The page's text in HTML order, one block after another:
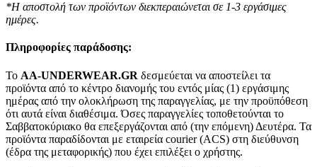
*Η αποστολή των προϊόντων διεκπεραιώνεται σε 1-3 εργάσιμες
ημέρες.
Πληροφορίες παράδοσης:
To AA-UNDERWEAR.GR δεσμεύεται να αποστείλει τα
προϊόντα από το κέντρο διανομής του εντός μίας (1) εργάσιμης
ημέρας από την ολοκλήρωση της παραγγελίας, με την προϋπόθεση
ότι αυτά είναι διαθέσιμα. Όσες παραγγελίες τοποθετούνται το
Σαββατοκύριακο θα επεξεργάζονται από (την επόμενη) Δευτέρα. Τα
προϊόντα παραδίδονται με εταιρεία courier (ACS) στη διεύθυνση
(έδρα της μεταφορικής) που έχει επιλέξει ο χρήστης.